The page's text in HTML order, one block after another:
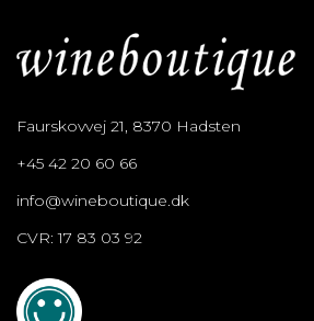
Faurskovvej 21, 8370 Hadsten
+45 42 20 60 66
info@wineboutique.dk
CVR: 17 83 03 92